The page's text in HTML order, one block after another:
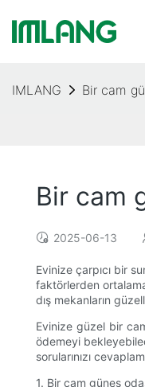
IMLANG Bir cam
Bir cam
2025-06-13
Evinize çarpıcı bir
faktörlerden
dış mekanların
Evinize güzel bir
ödemeyi
sorularınızı
1. Bir cam güneş